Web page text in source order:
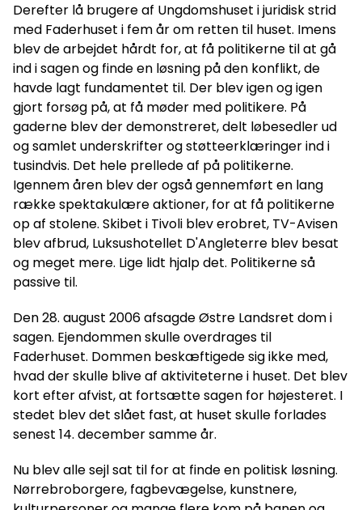
Derefter lå brugere af Ungdomshuset i juridisk strid
med Faderhuset i fem år om retten til huset. Imens
blev de arbejdet hårdt for, at få politikerne til at gå
ind i sagen og finde en løsning på den konflikt, de
havde lagt fundamentet til. Der blev igen og igen
gjort forsøg på, at få møder med politikere. På
gaderne blev der demonstreret, delt løbesedler ud
og samlet underskrifter og støtteerklæringer ind i
tusindvis. Det hele prellede af på politikerne.
Igennem åren blev der også gennemført en lang
række spektakulære aktioner, for at få politikerne
op af stolene. Skibet i Tivoli blev erobret, TV-Avisen
blev afbrud, Luksushotellet D'Angleterre blev besat
og meget mere. Lige lidt hjalp det. Politikerne så
passive til.
Den 28. august 2006 afsagde Østre Landsret dom i
sagen. Ejendommen skulle overdrages til
Faderhuset. Dommen beskæftigede sig ikke med,
hvad der skulle blive af aktiviteterne i huset. Det blev
kort efter afvist, at fortsætte sagen for højesteret. I
stedet blev det slået fast, at huset skulle forlades
senest 14. december samme år.
Nu blev alle sejl sat til for at finde en politisk løsning.
Nørrebroborgere, fagbevægelse, kunstnere,